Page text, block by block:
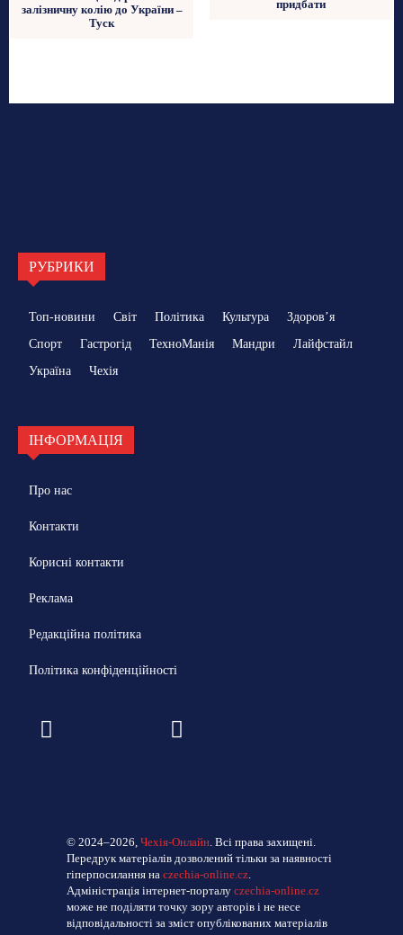
залізничну колію до України –
Туск
придбати
РУБРИКИ
Топ-новини Світ Політика Культура
Здоровʼя
Спорт
Гастрогід ТехноМанія Мандри
Лайфстайл
Україна
Чехія
ІНФОРМАЦІЯ
Про нас
Контакти
Корисні контакти
Реклама
Редакційна політика
Політика конфіденційності
© 2024–2026,Чехія-Онлайн . Всі права захищені.
Передрук матеріалів дозволений тільки за наявності
гіперпосилання наczechia-online.cz
Адміністрація інтернет-порталуczechia-online.cz
може не поділяти точку зору авторів і не несе
відповідальності за зміст опублікованих матеріалів